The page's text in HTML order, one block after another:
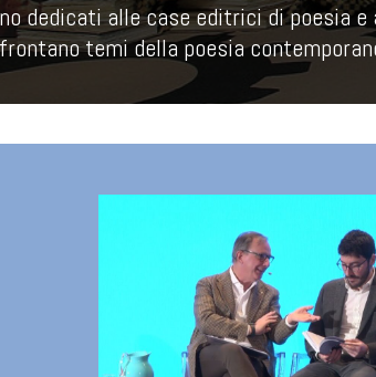
dedicati alle case editrici di poesia
temi della poesia